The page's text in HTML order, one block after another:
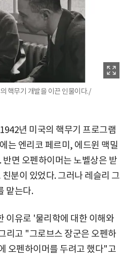
핵무기 개발을 이끈 인물이다./
년 미국의 핵무기 프로그램
는 엔리코 페르미, 에드윈 맥밀
면 오펜하이머는 노벨상은 받
분이 있었다. 그러나 레슬리 그
맡는다.
이유로 '물리학에 대한 이해와
리고 "그로브스 장군은 오펜하
오펜하이머를 두려고 했다"고